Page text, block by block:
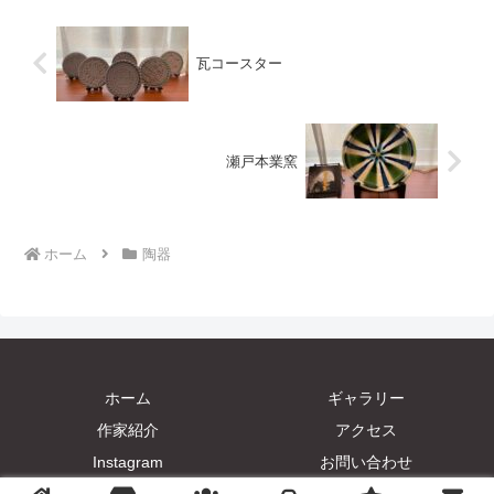
瓦コースター
瀬戸本業窯
ホーム 陶器
ホーム
ギャラリー
作家紹介
アクセス
Instagram
お問い合わせ